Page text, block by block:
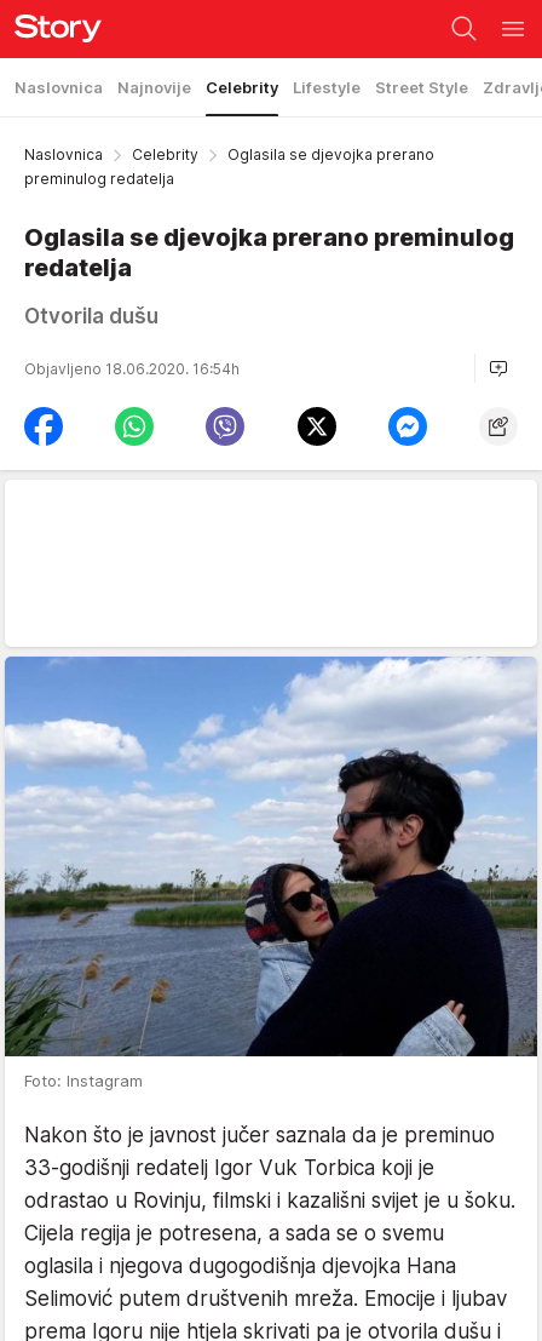
Naslovnica Najnovije Celebrity Lifestyle Street Style
Naslovnica Celebrity
Oglasila se djevojka prerano
preminulog redatelja
Oglasila se djevojka prerano preminulog
redatelja
Otvorila dušu
Objavljeno 18.06.2020. 16:54h
Foto: Instagram
Nakon što je javnost jučer saznala da je preminuo
33-godišnji redatelj Igor Vuk Torbica koji je
odrastao u Rovinju, filmski i kazališni svijet je u šoku.
Cijela regija je potresena, a sada se o svemu
oglasila i njegova dugogodišnja djevojka Hana
Selimović putem društvenih mreža. Emocije i ljubav
prema Igoru nije htjela skrivati pa je otvorila dušu i